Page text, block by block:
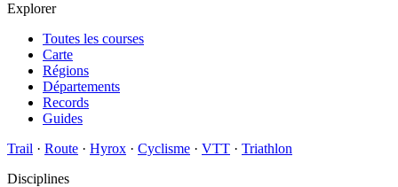
Explorer
Toutes les courses
Carte
Régions
Départements
Records
Guides
Trail · Route · Hyrox · Cyclisme · VTT · Triathlon
Disciplines